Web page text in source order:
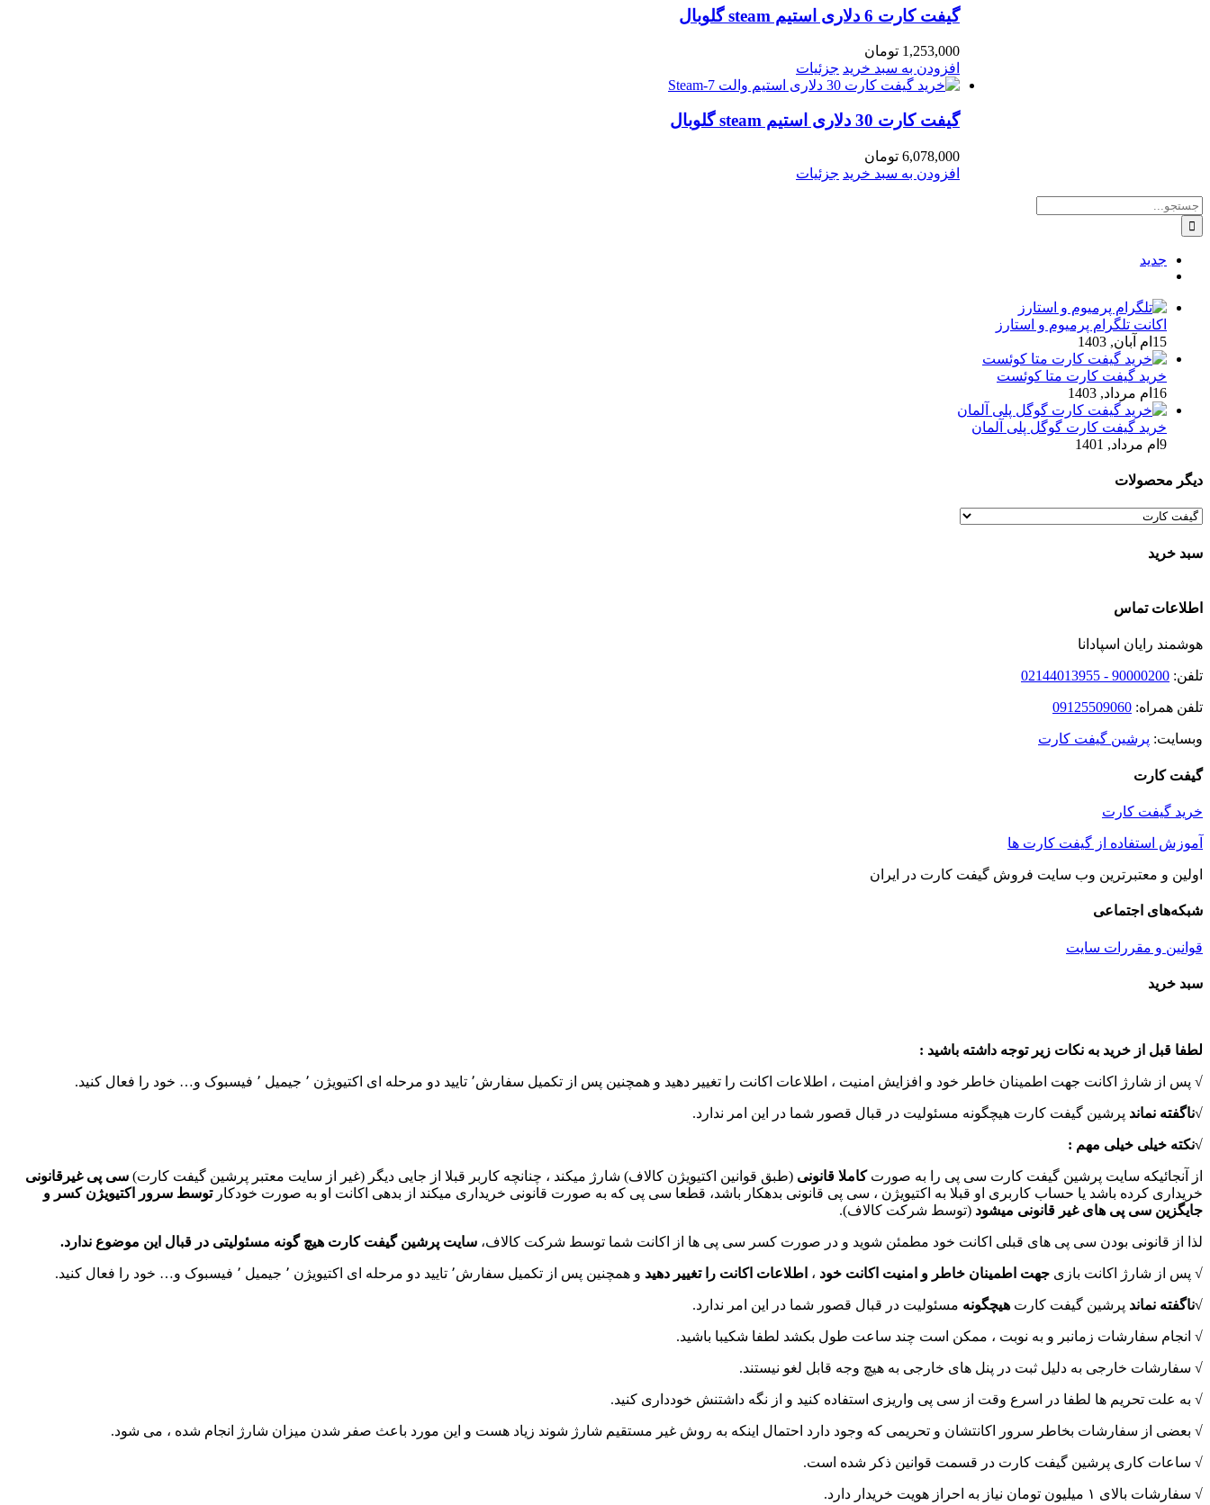
گیفت کارت 6 دلاری استیم steam گلوبال
1,253,000 تومان
افزودن به سبد خرید جزئیات
گیفت کارت 30 دلاری استیم steam گلوبال
6,078,000 تومان
افزودن به سبد خرید جزئیات
جستجو
برای:
جدید
اکانت تلگرام پرمیوم و استارز
15ام آبان, 1403
خرید گیفت کارت متا کوئست
16ام مرداد, 1403
خرید گیفت کارت گوگل پلی آلمان
9ام مرداد, 1401
دیگر محصولات
سبد خرید
اطلاعات تماس
هوشمند رایان اسپادانا
تلفن: 90000200 - 02144013955
تلفن همراه: 09125509060
وبسایت: پرشین گیفت کارت
گیفت کارت
خرید گیفت کارت
آموزش استفاده از گیفت کارت ها
اولین و معتبرترین وب سایت فروش گیفت کارت در ایران
شبکه‌های اجتماعی
قوانین و مقررات سایت
Toggle
سبد خرید
لطفا قبل از خرید به نکات زیر توجه داشته باشید :
√ پس از شارژ اکانت جهت اطمینان خاطر خود و افزایش امنیت ، اطلاعات اکانت را تغییر دهید و همچنین پس از تکمیل سفارش٬ تایید دو مرحله ای اکتیویژن ٬ جیمیل ٬ فیسبوک و… خود را فعال کنید.
√ناگفته نماند پرشین گیفت کارت هیچگونه مسئولیت در قبال قصور شما در این امر ندارد.
√نکته خیلی خیلی مهم :
از آنجائیکه سایت پرشین گیفت کارت سی پی را به صورتکاملا قانونی (طبق قوانین اکتیویژن کالاف) شارژ میکند ، چنانچه کاربر قبلا از جایی دیگر (غیر از سایت معتبر پرشین گیفت کارت) سی پی غیرقانونی
خریداری کرده باشد یا حساب کاربری او قبلا به اکتیویژن ، سی پی قانونی بدهکار باشد، قطعا سی پی که به صورت قانونی خریداری میکند از بدهی اکانت او به صورت خودکارتوسط سرور اکتیویژن کسر و
جایگزین سی پی های غیر قانونی میشود (توسط شرکت کالاف).
لذا از قانونی بودن سی پی های قبلی اکانت خود مطمئن شوید و در صورت کسر سی پی ها از اکانت شما توسط شرکت کالاف، سایت پرشین گیفت کارت هیچ گونه مسئولیتی در قبال این موضوع ندارد.
√ پس از شارژ اکانت بازی جهت اطمینان خاطر و امنیت اکانت خود ، اطلاعات اکانت را تغییر دهید و همچنین پس از تکمیل سفارش٬ تایید دو مرحله ای اکتیویژن ٬ جیمیل ٬ فیسبوک و… خود را فعال کنید.
√ناگفته نماند پرشین گیفت کارت هیچگونه مسئولیت در قبال قصور شما در این امر ندارد.
√ انجام سفارشات زمانبر و به نوبت ، ممکن است چند ساعت طول بکشد لطفا شکیبا باشید.
√ سفارشات خارجی به دلیل ثبت در پنل های خارجی به هیچ وجه قابل لغو نیستند.
√ به علت تحریم ها لطفا در اسرع وقت از سی پی واریزی استفاده کنید و از نگه داشتنش خودداری کنید.
√ بعضی از سفارشات بخاطر سرور اکانتشان و تحریمی که وجود دارد احتمال اینکه به روش غیر مستقیم شارژ شوند زیاد هست و این مورد باعث صفر شدن میزان شارژ انجام شده ، می شود.
√ ساعات کاری پرشین گیفت کارت در قسمت قوانین ذکر شده است.
√ سفارشات بالای ۱ میلیون تومان نیاز به احراز هویت خریدار دارد.